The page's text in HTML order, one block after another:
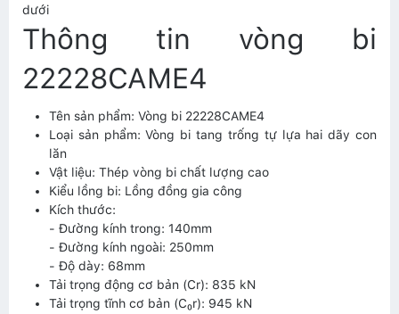
dưới
Thông tin vòng bi
22228CAME4
Tên sản phẩm: Vòng bi 22228CAME4
Loại sản phẩm: Vòng bi tang trống tự lựa hai dãy con
lăn
Vật liệu: Thép vòng bi chất lượng cao
Kiểu lồng bi: Lồng đồng gia công
Kích thước:
- Đường kính trong: 140mm
- Đường kính ngoài: 250mm
- Độ dày: 68mm
Tải trọng động cơ bản (Cr): 835 kN
Tải trọng tĩnh cơ bản (C₀r): 945 kN